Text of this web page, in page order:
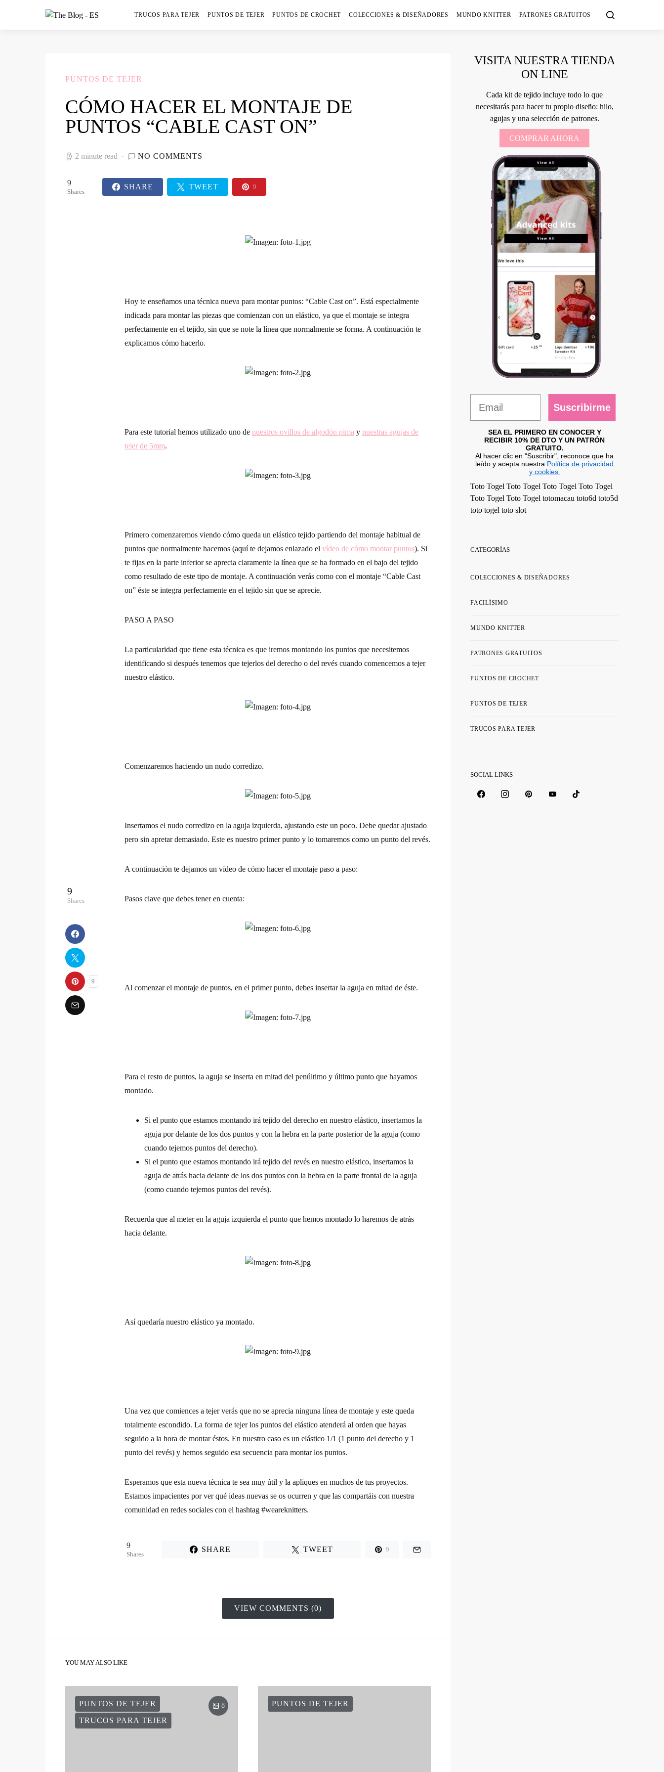
TRUCOS PARA TEJER PUNTOS DE TEJER PUNTOS DE CROCHET COLECCIONES & DISEÑADORES MUNDO KNITTER PATRONES GRATUITOS
PUNTOS DE TEJER
CÓMO HACER EL MONTAJE DE
PUNTOS “CABLE CAST ON”
2 minute read NO COMMENTS
9
Shares
SHARE TWEET 9
9
Shares
9
Hoy te enseñamos una técnica nueva para montar puntos: “Cable Cast on”. Está especialmente
indicada para montar las piezas que comienzan con un elástico, ya que el montaje se integra
perfectamente en el tejido, sin que se note la línea que normalmente se forma. A continuación te
explicamos cómo hacerlo.
Para este tutorial hemos utilizado uno de nuestros ovillos de algodón pima y nuestras agujas de
tejer de 5mm.
Primero comenzaremos viendo cómo queda un elástico tejido partiendo del montaje habitual de
puntos que normalmente hacemos (aquí te dejamos enlazado el vídeo de cómo montar puntos). Si
te fijas en la parte inferior se aprecia claramente la línea que se ha formado en el bajo del tejido
como resultado de este tipo de montaje. A continuación verás como con el montaje “Cable Cast
on” éste se integra perfectamente en el tejido sin que se aprecie.
PASO A PASO
La particularidad que tiene esta técnica es que iremos montando los puntos que necesitemos
identificando si después tenemos que tejerlos del derecho o del revés cuando comencemos a tejer
nuestro elástico.
Comenzaremos haciendo un nudo corredizo.
Insertamos el nudo corredizo en la aguja izquierda, ajustando este un poco. Debe quedar ajustado
pero sin apretar demasiado. Este es nuestro primer punto y lo tomaremos como un punto del revés.
A continuación te dejamos un vídeo de cómo hacer el montaje paso a paso:
Pasos clave que debes tener en cuenta:
Al comenzar el montaje de puntos, en el primer punto, debes insertar la aguja en mitad de éste.
Para el resto de puntos, la aguja se inserta en mitad del penúltimo y último punto que hayamos
montado.
Si el punto que estamos montando irá tejido del derecho en nuestro elástico, insertamos la
aguja por delante de los dos puntos y con la hebra en la parte posterior de la aguja (como
cuando tejemos puntos del derecho).
Si el punto que estamos montando irá tejido del revés en nuestro elástico, insertamos la
aguja de atrás hacia delante de los dos puntos con la hebra en la parte frontal de la aguja
(como cuando tejemos puntos del revés).
Recuerda que al meter en la aguja izquierda el punto que hemos montado lo haremos de atrás
hacia delante.
Así quedaría nuestro elástico ya montado.
Una vez que comiences a tejer verás que no se aprecia ninguna línea de montaje y este queda
totalmente escondido. La forma de tejer los puntos del elástico atenderá al orden que hayas
seguido a la hora de montar éstos. En nuestro caso es un elástico 1/1 (1 punto del derecho y 1
punto del revés) y hemos seguido esa secuencia para montar los puntos.
Esperamos que esta nueva técnica te sea muy útil y la apliques en muchos de tus proyectos.
Estamos impacientes por ver qué ideas nuevas se os ocurren y que las compartáis con nuestra
comunidad en redes sociales con el hashtag #weareknitters.
9
Shares
SHARE TWEET 9
VIEW COMMENTS (0)
YOU MAY ALSO LIKE
PUNTOS DE TEJER
TRUCOS PARA TEJER
8 PUNTOS DE TEJER
VISITA NUESTRA TIENDA
ON LINE
Cada kit de tejido incluye todo lo que
necesitarás para hacer tu propio diseño: hilo,
agujas y una selección de patrones.
COMPRAR AHORA
Suscribirme
SEA EL PRIMERO EN CONOCER Y
RECIBIR 10% DE DTO Y UN PATRÓN
GRATUITO.
Al hacer clic en "Suscribir", reconoce que ha
leído y acepta nuestra Política de privacidad
y cookies.
Toto Togel Toto Togel Toto Togel Toto Togel
Toto Togel Toto Togel totomacau toto6d toto5d
toto togel toto slot
CATEGORÍAS
COLECCIONES & DISEÑADORES
FACILÍSIMO
MUNDO KNITTER
PATRONES GRATUITOS
PUNTOS DE CROCHET
PUNTOS DE TEJER
TRUCOS PARA TEJER
SOCIAL LINKS